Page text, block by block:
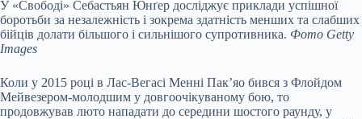
У «Свободі» Себастьян Юнґер досліджує приклади успішної
боротьби за незалежність і зокрема здатність менших та слабших
бійців долати більшого і сильнішого супротивника. Фото Getty
Images
Коли у 2015 році в Лас-Вегасі Менні Пак’яо бився з Флойдом
Мейвезером-молодшим у довгоочікуваному бою, то
продовжував люто нападати до середини шостого раунду, у